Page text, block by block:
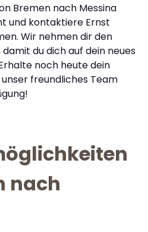
Bremen nach Messina
und kontaktiere Ernst
Wir nehmen dir den
du dich auf dein neues
noch heute dein
freundliches Team
nach